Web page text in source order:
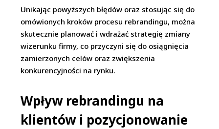
Unikając powyższych błędów oraz stosując się do
omówionych kroków procesu rebrandingu, można
skutecznie planować i wdrażać strategię zmiany
wizerunku firmy, co przyczyni się do osiągnięcia
zamierzonych celów oraz zwiększenia
konkurencyjności na rynku.
Wpływ rebrandingu na
klientów i pozycjonowanie